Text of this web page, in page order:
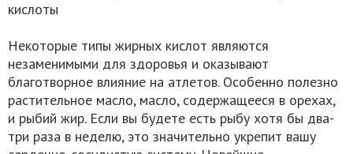
кислоты
Некоторые типы жирных кислот являются
незаменимыми для здоровья и оказывают
благотворное влияние на атлетов. Особенно полезно
растительное масло, масло, содержащееся в орехах,
и рыбий жир. Если вы будете есть рыбу хотя бы два-
три раза в неделю, это значительно укрепит вашу